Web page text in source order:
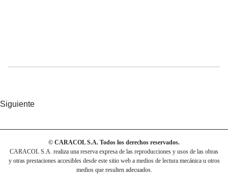
Siguiente
© CARACOL S.A. Todos los derechos reservados.
CARACOL S.A. realiza una reserva expresa de las reproducciones y usos de las obras
y otras prestaciones accesibles desde este sitio web a medios de lectura mecánica u otros
medios que resulten adecuados.